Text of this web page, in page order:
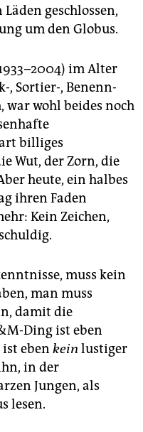
geschlossen,
um den Globus.
im Alter
, Sortier-, Benenn-
wohl beides noch
billiges
Wut, der Zorn, die
heute, ein halbes
ihren Faden
Kein Zeichen,
muss kein
man muss
damit die
Ding ist eben
eben kein lustiger
in der
Jungen, als
lesen.